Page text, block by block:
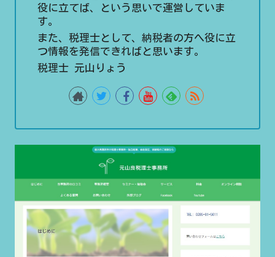
役に立てば、という思いで運営していま
す。
また、税理士として、納税者の方へ役に立
つ情報を発信できればと思います。
税理士 元山りょう